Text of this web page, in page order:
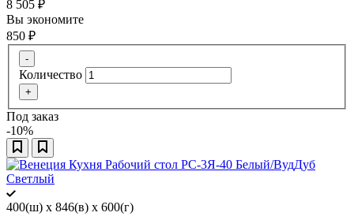
8 505 ₽
Вы экономите
850 ₽
-
Количество
+
Под заказ
-10%
400(ш) x 846(в) x 600(г)